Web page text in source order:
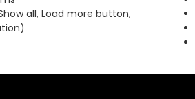
all, Load more button,